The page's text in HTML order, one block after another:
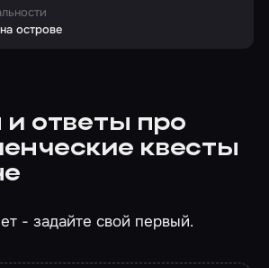
острове
ответы про
квесты
- задайте свой первый.